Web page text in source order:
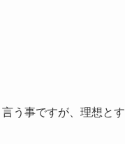
う事ですが、理想とす